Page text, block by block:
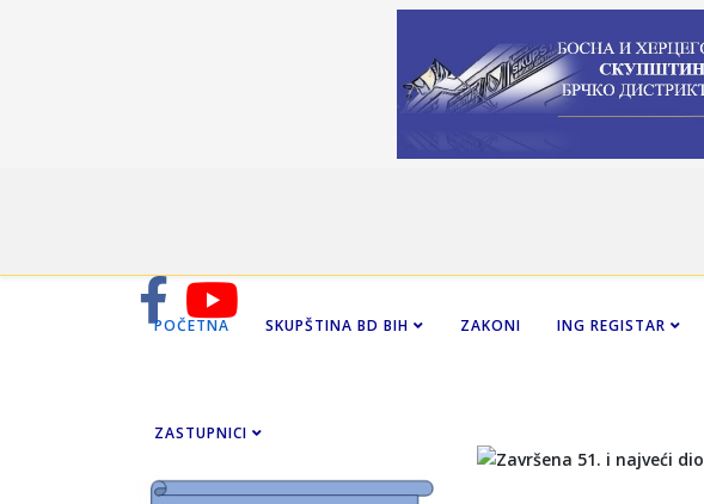
POČETNA SKUPŠTINA BD BIH ZAKONI ING REGISTAR
ZASTUPNICI